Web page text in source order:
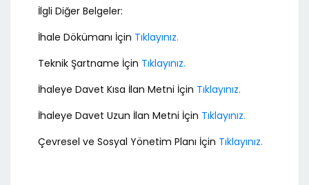
İlgli Diğer Belgeler:
İhale Dökümanı İçin Tıklayınız.
Teknik Şartname İçin Tıklayınız.
İhaleye Davet Kısa İlan Metni İçin Tıklayınız.
İhaleye Davet Uzun İlan Metni İçin Tıklayınız.
Çevresel ve Sosyal Yönetim Planı İçin Tıklayınız.